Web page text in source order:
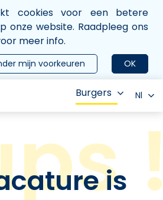
cookies voor een betere
onze website. Raadpleeg ons
meer info.
OK
mijn voorkeuren
Burgers Nl
is